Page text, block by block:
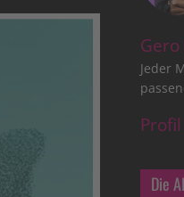
Gero
Jeder
Die